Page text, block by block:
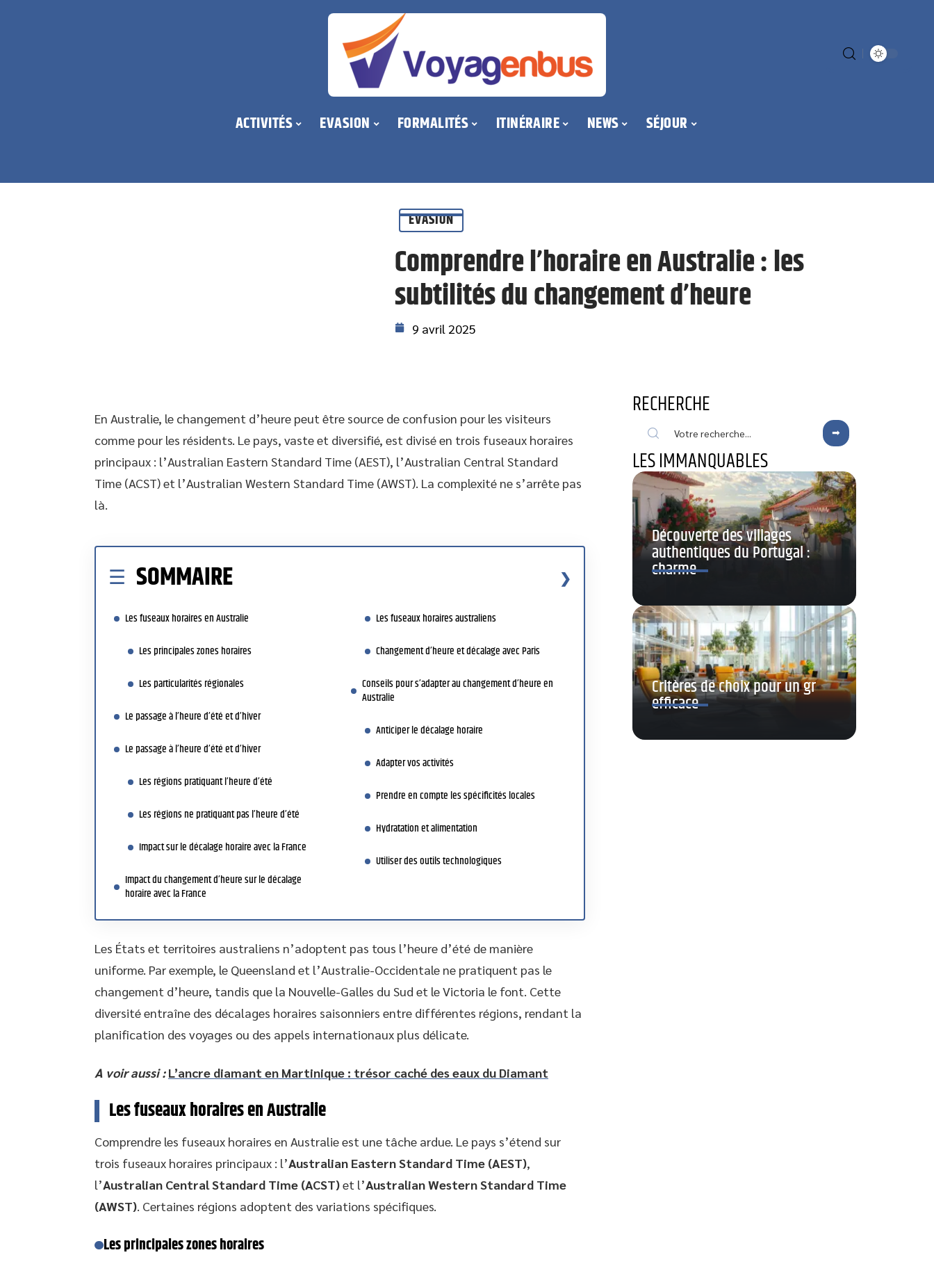
ACTIVITÉS EVASION FORMALITÉS ITINÉRAIRE NEWS SÉJOUR
EVASION
Comprendre l’horaire en Australie : les
subtilités du changement d’heure
9 avril 2025
En Australie, le changement d’heure peut être source de confusion pour les visiteurs
comme pour les résidents. Le pays, vaste et diversifié, est divisé en trois fuseaux horaires
principaux : l’Australian Eastern Standard Time (AEST), l’Australian Central Standard
Time (ACST) et l’Australian Western Standard Time (AWST). La complexité ne s’arrête pas
là.
SOMMAIRE
Les fuseaux horaires en Australie
Les principales zones horaires
Les particularités régionales
Le passage à l’heure d’été et d’hiver
Le passage à l’heure d’été et d’hiver
Les régions pratiquant l’heure d’été
Les régions ne pratiquant pas l’heure d’été
Impact sur le décalage horaire avec la France
Impact du changement d’heure sur le décalage
horaire avec la France
Les fuseaux horaires australiens
Changement d’heure et décalage avec Paris
Conseils pour s’adapter au changement d’heure en
Australie
Anticiper le décalage horaire
Adapter vos activités
Prendre en compte les spécificités locales
Hydratation et alimentation
Utiliser des outils technologiques
Les États et territoires australiens n’adoptent pas tous l’heure d’été de manière
uniforme. Par exemple, le Queensland et l’Australie-Occidentale ne pratiquent pas le
changement d’heure, tandis que la Nouvelle-Galles du Sud et le Victoria le font. Cette
diversité entraîne des décalages horaires saisonniers entre différentes régions, rendant la
planification des voyages ou des appels internationaux plus délicate.
A voir aussi : L’ancre diamant en Martinique : trésor caché des eaux du Diamant
Les fuseaux horaires en Australie
Comprendre les fuseaux horaires en Australie est une tâche ardue. Le pays s’étend sur
trois fuseaux horaires principaux : l’Australian Eastern Standard Time (AEST),
l’Australian Central Standard Time (ACST)et l’Australian Western Standard Time
(AWST). Certaines régions adoptent des variations spécifiques.
Les principales zones horaires
RECHERCHE
LES IMMANQUABLES
Découverte des villages
authentiques du Portugal :
charme
Critères de choix pour un gr
efficace